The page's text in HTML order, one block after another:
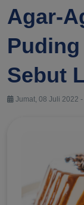
FREE
CONSULTATION
Agar-
Sebut
Jumat, 08 Juli 2022 -